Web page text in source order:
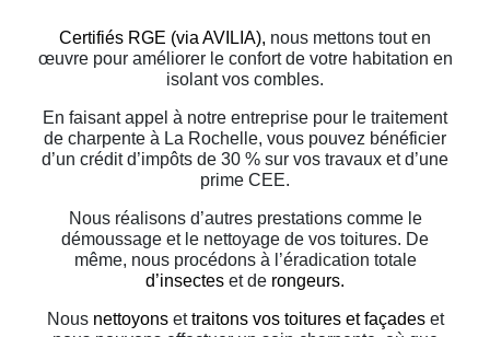
Certifiés RGE (via AVILIA), nous mettons tout en
œuvre pour améliorer le confort de votre habitation en
isolant vos combles.
En faisant appel à notre entreprise pour le traitement
de charpente à La Rochelle, vous pouvez bénéficier
d’un crédit d’impôts de 30 % sur vos travaux et d’une
prime CEE.
Nous réalisons d’autres prestations comme le
démoussage et le nettoyage de vos toitures. De
même, nous procédons à l’éradication totale
d’insectes et de rongeurs.
Nous nettoyons ettraitons vos toitures et façades et